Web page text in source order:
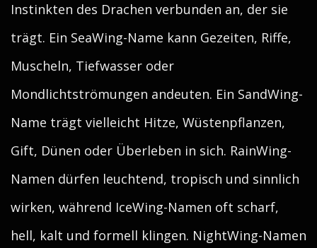
Instinkten des Drachen verbunden an, der sie
trägt. Ein SeaWing-Name kann Gezeiten, Riffe,
Muscheln, Tiefwasser oder
Mondlichtströmungen andeuten. Ein SandWing-
Name trägt vielleicht Hitze, Wüstenpflanzen,
Gift, Dünen oder Überleben in sich. RainWing-
Namen dürfen leuchtend, tropisch und sinnlich
wirken, während IceWing-Namen oft scharf,
hell, kalt und formell klingen. NightWing-Namen